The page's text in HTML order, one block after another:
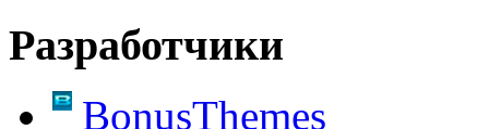
Разработчики
BonusThemes